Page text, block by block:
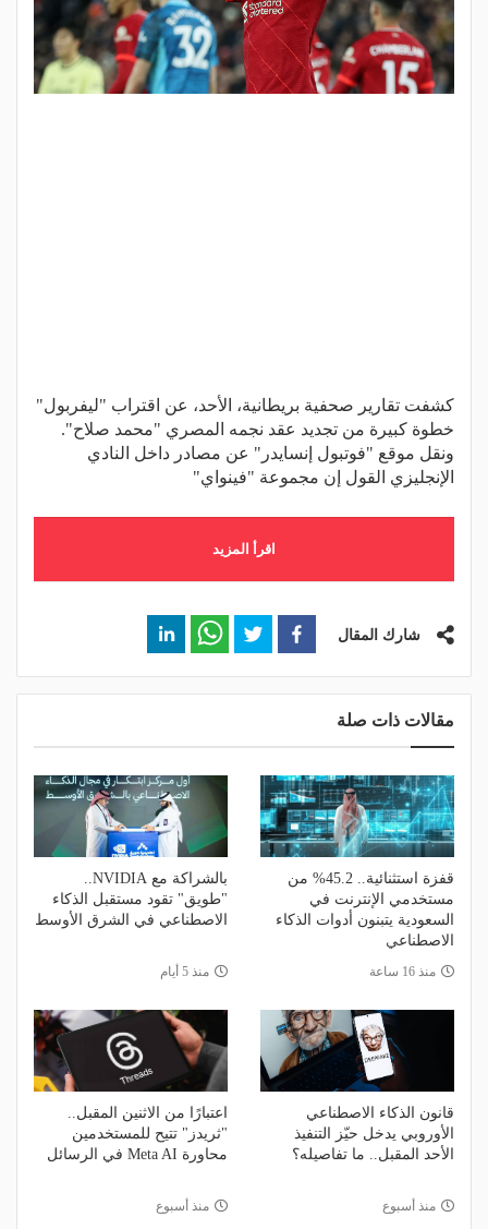
كشفت تقارير صحفية بريطانية، الأحد، عن اقتراب "ليفربول"
خطوة كبيرة من تجديد عقد نجمه المصري "محمد صلاح".
ونقل موقع "فوتبول إنسايدر" عن مصادر داخل النادي
الإنجليزي القول إن مجموعة "فينواي"
اقرأ المزيد
شارك المقال
مقالات ذات صلة
قفزة استثنائية.. 45.2% من
مستخدمي الإنترنت في
السعودية يتبنون أدوات الذكاء
الاصطناعي
منذ 16 ساعة
"طويق" تقود مستقبل الذكاء
الاصطناعي في الشرق الأوسط
منذ 5 أيام
قانون الذكاء الاصطناعي
الأوروبي يدخل حيّز التنفيذ
الأحد المقبل.. ما تفاصيله؟
منذ أسبوع
اعتبارًا من الاثنين المقبل..
"ثريدز" تتيح للمستخدمين
محاورة Meta AI في الرسائل
منذ أسبوع